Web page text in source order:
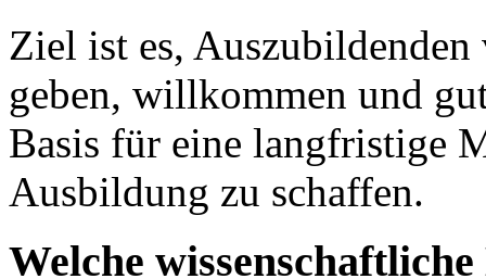
Ziel ist es, Auszubildenden
geben, willkommen und
Basis für eine langfristige
Ausbildung zu schaffen.
Welche